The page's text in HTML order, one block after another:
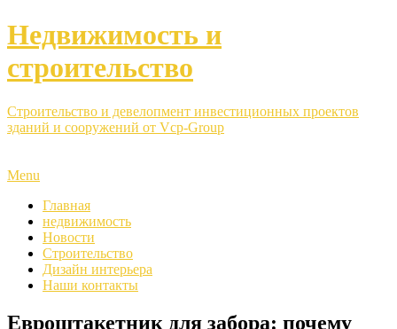
Недвижимость и
строительство
Строительство и девелопмент инвестиционных проектов
зданий и сооружений от Vcp-Group
Menu
Главная
недвижимость
Новости
Строительство
Дизайн интерьера
Наши контакты
Евроштакетник для забора: почему